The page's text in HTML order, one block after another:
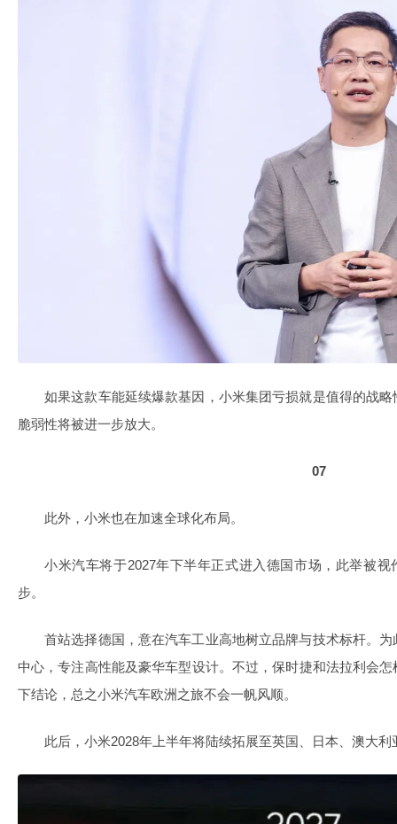
如果这款车能延续爆款基因，小米集团亏损就是值得的战
脆弱性将被进一步放大。
07
此外，小米也在加速全球化布局。
小米汽车将于2027年下半年正式进入德国市场，此举被视
步。
首站选择德国，意在汽车工业高地树立品牌与技术标杆。
中心，专注高性能及豪华车型设计。不过，保时捷和法拉利会
下结论，总之小米汽车欧洲之旅不会一帆风顺。
此后，小米2028年上半年将陆续拓展至英国、日本、澳大